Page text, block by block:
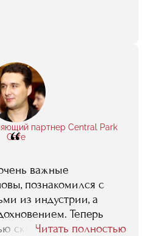
партнер Central Park
Cafe
“
важные
познакомился с
из индустрии, а
Теперь
сказать, что эта
Читать полностью